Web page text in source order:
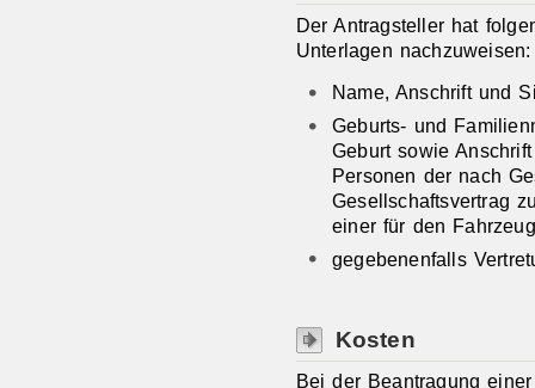
Der Antragsteller hat
Unterlagen nachzuweisen:
Name, Anschrift und
Geburts- und
Geburt sowie
Personen der nach
Gesellschaftsvertrag
einer für den
gegebenenfalls
Kosten
Bei der Beantragung